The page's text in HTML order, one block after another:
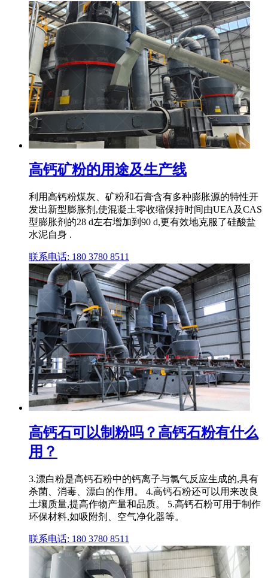
高钙矿粉的用途及生产线
利用高钙粉煤灰、矿粉和石膏含有多种膨胀源的特性开
发出新型膨胀剂,使混凝土零收缩保持时间由UEA及CAS
型膨胀剂的28 d左右增加到90 d,更有效地克服了硅酸盐
水泥自身 .
联系电话: 180 3780 8511
高钙石可以制粉吗？高钙石粉有什么
用？
3.漂白粉是高钙石粉中的钙离子与氯气反应生成的,具有
杀菌、消毒、漂白的作用。 4.高钙石粉还可以用来改良
土壤质量,提高作物产量和品质。 5.高钙石粉可用于制作
环保材料,如吸附剂、空气净化器等。
联系电话: 180 3780 8511